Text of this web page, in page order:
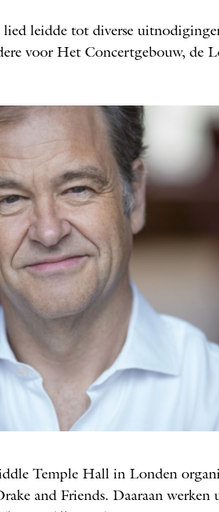
leidde tot diverse
voor Het Concertgebouw, de
Temple Hall in Londen
and Friends. Daaraan werken